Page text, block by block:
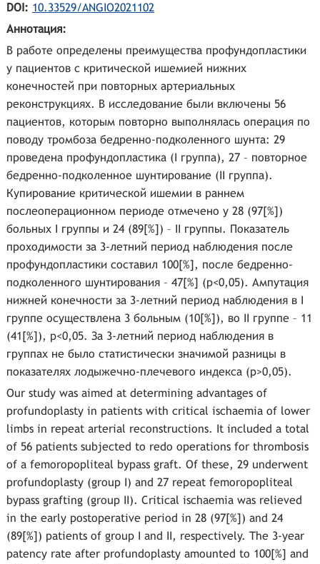
DOI: 10.33529/ANGIO2021102
Аннотация:
В работе определены преимущества профундопластики
у пациентов с критической ишемией нижних
конечностей при повторных артериальных
реконструкциях. В исследование были включены 56
пациентов, которым повторно выполнялась операция по
поводу тромбоза бедренно-подколенного шунта: 29
проведена профундопластика (I группа), 27 – повторное
бедренно-подколенное шунтирование (II группа).
Купирование критической ишемии в раннем
послеоперационном периоде отмечено у 28 (97[%])
больных I группы и 24 (89[%]) – II группы. Показатель
проходимости за 3-летний период наблюдения после
профундопластики составил 100[%], после бедренно-
подколенного шунтирования – 47[%] (р<0,05). Ампутация
нижней конечности за 3-летний период наблюдения в I
группе осуществлена 3 больным (10[%]), во II группе – 11
(41[%]), р<0,05. За 3-летний период наблюдения в
группах не было статистически значимой разницы в
показателях лодыжечно-плечевого индекса (р>0,05).
Our study was aimed at determining advantages of
profundoplasty in patients with critical ischaemia of lower
limbs in repeat arterial reconstructions. It included a total
of 56 patients subjected to redo operations for thrombosis
of a femoropopliteal bypass graft. Of these, 29 underwent
profundoplasty (group I) and 27 repeat femoropopliteal
bypass grafting (group II). Critical ischaemia was relieved
in the early postoperative period in 28 (97[%]) and 24
(89[%]) patients of group I and II, respectively. The 3-year
patency rate after profundoplasty amounted to 100[%] and